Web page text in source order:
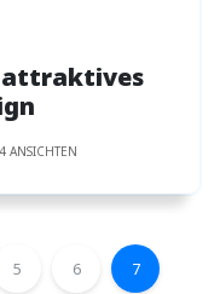
attraktives
ANSICHTEN
5 6 7